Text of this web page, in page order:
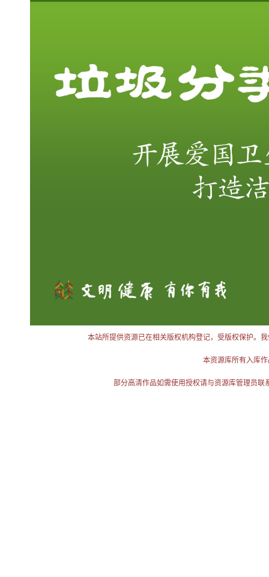
本站所提供资源已在相关版权机构登记，受版权保护。
本资源库所有入库
部分高清作品如需使用授权请与资源库管理员联